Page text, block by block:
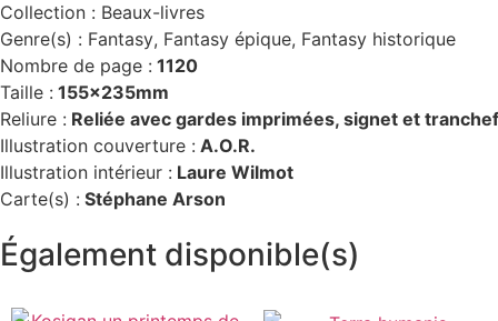
Collection : Beaux-livres
Genre(s) : Fantasy, Fantasy épique, Fantasy historique
Nombre de page : 1120
Taille : 155x235mm
Reliure : Reliée avec gardes imprimées, signet et
Illustration couverture : A.O.R.
Illustration intérieur : Laure Wilmot
Carte(s) : Stéphane Arson
Également disponible(s)